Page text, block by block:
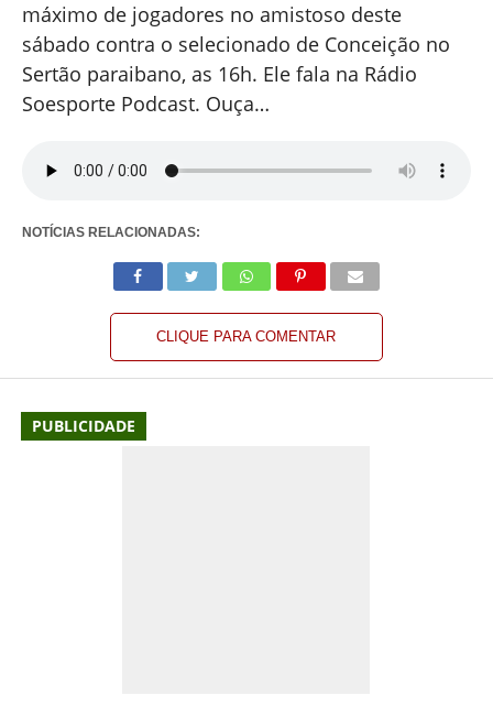
máximo de jogadores no amistoso deste
sábado contra o selecionado de Conceição no
Sertão paraibano, as 16h. Ele fala na Rádio
Soesporte Podcast. Ouça…
NOTÍCIAS RELACIONADAS:
CLIQUE PARA COMENTAR
PUBLICIDADE